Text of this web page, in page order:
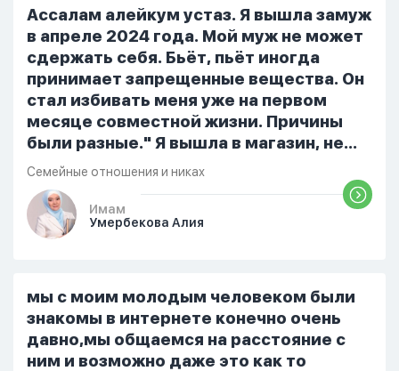
является Единым Богом и не
принимает слова и контекст игры в
серьез, относиться к игре только как к
развлечению и...
Ассалам алейкум устаз. Я вышла замуж
в апреле 2024 года. Мой муж не может
сдержать себя. Бьёт, пьёт иногда
принимает запрещенные вещества. Он
стал избивать меня уже на первом
месяце совместной жизни. Причины
были разные." Я вышла в магазин, не
помыла вовремя посуду, не
приготовила во время еду, прошу
немного времени и любви" он никогда
не свободен для меня. С 7 утра до 8
только ночью, иногда засыпаю одна.
Мы пытались ему говорить что так
нельзя но он всё равно делает...
Семейные отношения и никах
Имам
Умербекова Алия
мы с моим молодым человеком были
знакомы в интернете конечно очень
давно,мы общаемся на расстояние с
ним и возможно даже это как то